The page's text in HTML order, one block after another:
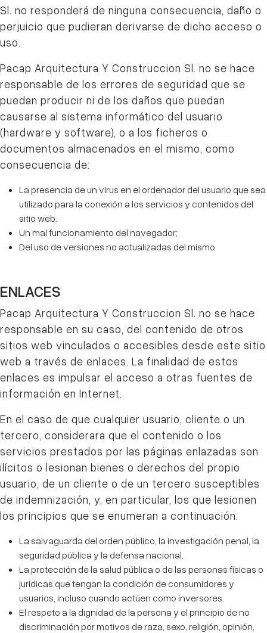
Sl. no responderá de ninguna consecuencia, daño o
perjuicio que pudieran derivarse de dicho acceso o
uso.
Pacap Arquitectura Y Construccion Sl. no se hace
responsable de los errores de seguridad que se
puedan producir ni de los daños que puedan
causarse al sistema informático del usuario
(hardware y software), o a los ficheros o
documentos almacenados en el mismo, como
consecuencia de:
La presencia de un virus en el ordenador del usuario que sea
utilizado para la conexión a los servicios y contenidos del
sitio web.
Un mal funcionamiento del navegador;
Del uso de versiones no actualizadas del mismo
ENLACES
Pacap Arquitectura Y Construccion Sl. no se hace
responsable en su caso, del contenido de otros
sitios web vinculados o accesibles desde este sitio
web a través de enlaces. La finalidad de estos
enlaces es impulsar el acceso a otras fuentes de
información en Internet.
En el caso de que cualquier usuario, cliente o un
tercero, considerara que el contenido o los
servicios prestados por las páginas enlazadas son
ilícitos o lesionan bienes o derechos del propio
usuario, de un cliente o de un tercero susceptibles
de indemnización, y, en particular, los que lesionen
los principios que se enumeran a continuación:
La salvaguarda del orden público, la investigación penal, la
seguridad pública y la defensa nacional.
La protección de la salud pública o de las personas físicas o
jurídicas que tengan la condición de consumidores y
usuarios, incluso cuando actúen como inversores.
El respeto a la dignidad de la persona y el principio de no
discriminación por motivos de raza, sexo, religión, opinión,